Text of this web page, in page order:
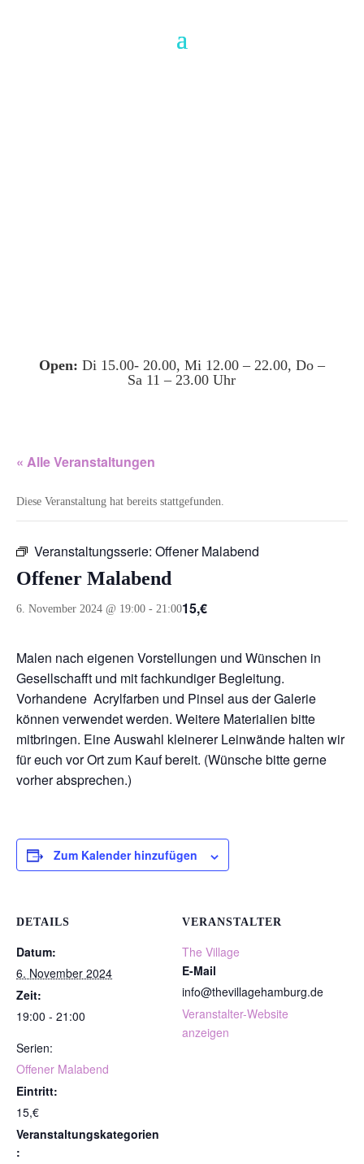
Open: Di 15.00- 20.00, Mi 12.00 – 22.00, Do –
Sa 11 – 23.00 Uhr
« Alle Veranstaltungen
Diese Veranstaltung hat bereits stattgefunden.
Veranstaltungsserie: Offener Malabend
Offener Malabend
6. November 2024 @ 19:00 - 21:0015,€
Malen nach eigenen Vorstellungen und Wünschen in
Gesellschafft und mit fachkundiger Begleitung.
Vorhandene Acrylfarben und Pinsel aus der Galerie
können verwendet werden. Weitere Materialien bitte
mitbringen. Eine Auswahl kleinerer Leinwände halten wir
für euch vor Ort zum Kauf bereit. (Wünsche bitte gerne
vorher absprechen.)
Zum Kalender hinzufügen
DETAILS
Datum:
6. November 2024
Zeit:
19:00 - 21:00
Serien:
Offener Malabend
Eintritt:
15,€
Veranstaltungskategorien
:
VERANSTALTER
The Village
E-Mail
info@thevillagehamburg.de
Veranstalter-Website
anzeigen